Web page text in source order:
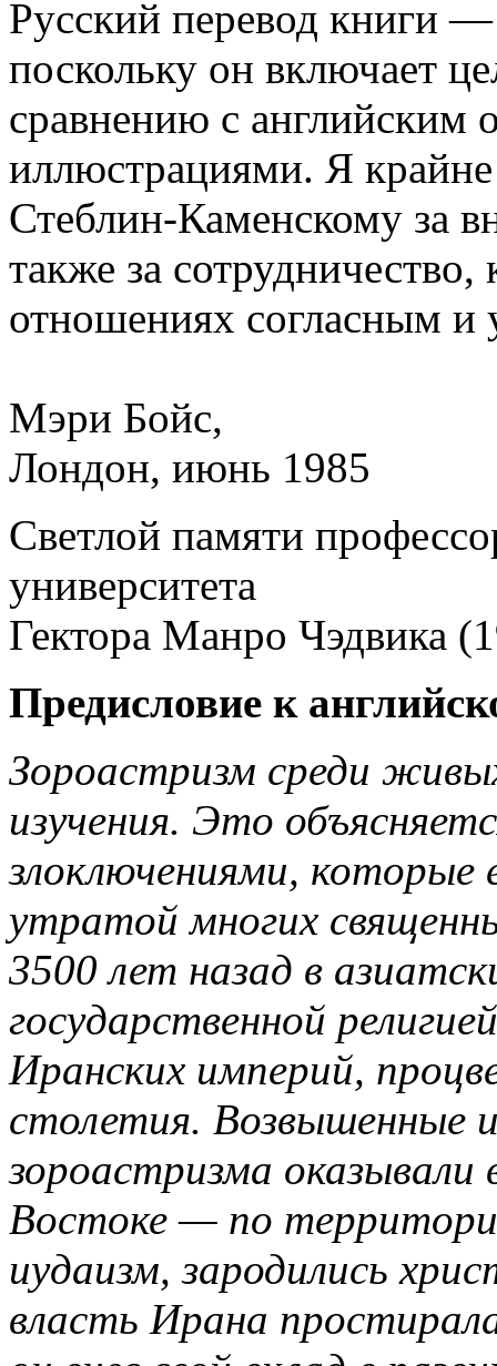
Русский перевод книги
поскольку он включает
сравнению с английским
иллюстрациями. Я
Стеблин-Каменскому за
также за
отношениях согласным и
Мэри Бойс,
Лондон, июнь 1985
Светлой памяти
университета
Гектора Манро Чэдвика
Предисловие к
Зороастризм среди
изучения. Это
злоключениями,
утратой многих
3500 лет назад в
государственной
Иранских империй,
столетия. Возвышенные
зороастризма
Востоке — по
иудаизм, зародились
власть Ирана